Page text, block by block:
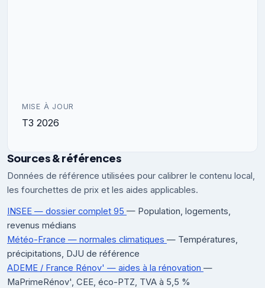
MISE À JOUR
T3 2026
Sources & références
Données de référence utilisées pour calibrer le contenu local,
les fourchettes de prix et les aides applicables.
INSEE — dossier complet 95 — Population, logements,
revenus médians
Météo-France — normales climatiques — Températures,
précipitations, DJU de référence
ADEME / France Rénov' — aides à la rénovation —
MaPrimeRénov', CEE, éco-PTZ, TVA à 5,5 %